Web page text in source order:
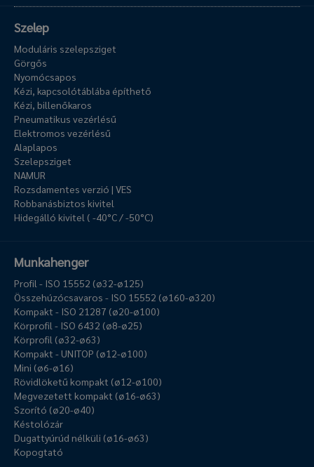
Szelep
Moduláris szelepsziget
Görgős
Nyomócsapos
Kézi, kapcsolótáblába építhető
Kézi, billenőkaros
Pneumatikus vezérlésű
Elektromos vezérlésű
Alaplapos
Szelepsziget
NAMUR
Rozsdamentes verzió | VES
Robbanásbiztos kivitel
Hidegálló kivitel ( -40°C / -50°C)
Munkahenger
Profil - ISO 15552 (ø32-ø125)
Összehúzócsavaros - ISO 15552 (ø160-ø320)
Kompakt - ISO 21287 (ø20-ø100)
Körprofil - ISO 6432 (ø8-ø25)
Körprofil (ø32-ø63)
Kompakt - UNITOP (ø12-ø100)
Mini (ø6-ø16)
Rövidlöketű kompakt (ø12-ø100)
Megvezetett kompakt (ø16-ø63)
Szorító (ø20-ø40)
Késtolózár
Dugattyúrúd nélküli (ø16-ø63)
Kopogtató